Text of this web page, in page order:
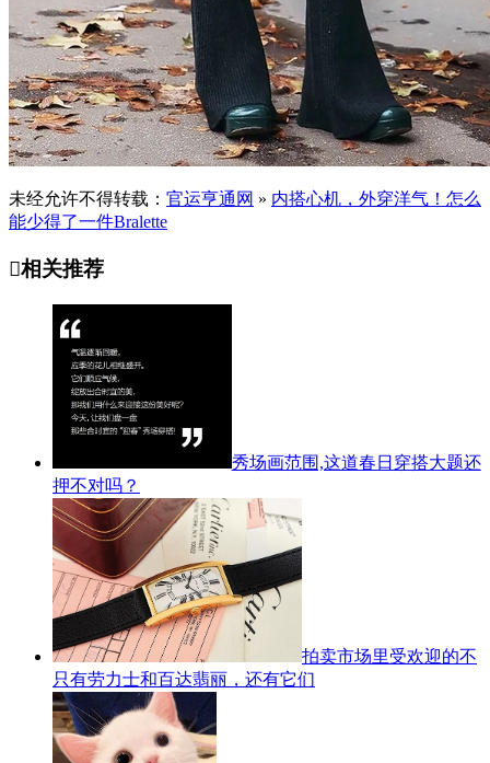
未经允许不得转载： 官运亨通网 » 内搭心机，外穿洋气！怎么
能少得了一件Bralette
相关推荐
秀场画范围,这道春日穿搭大题还
押不对吗？
拍卖市场里受欢迎的不
只有劳力士和百达翡丽，还有它们